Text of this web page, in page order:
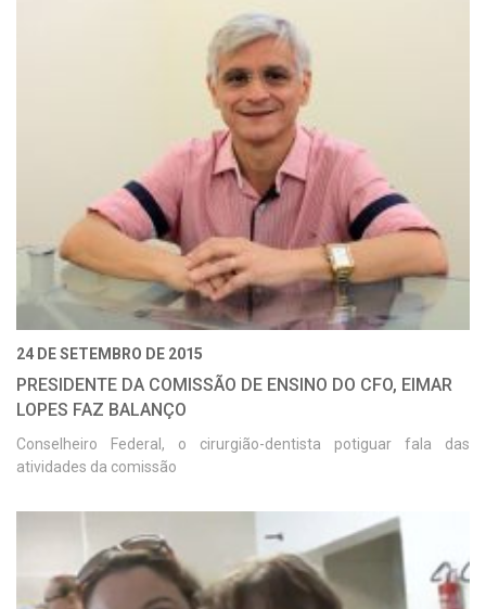
24 DE SETEMBRO DE 2015
PRESIDENTE DA COMISSÃO DE ENSINO DO CFO, EIMAR
LOPES FAZ BALANÇO
Conselheiro Federal, o cirurgião-dentista potiguar fala das
atividades da comissão